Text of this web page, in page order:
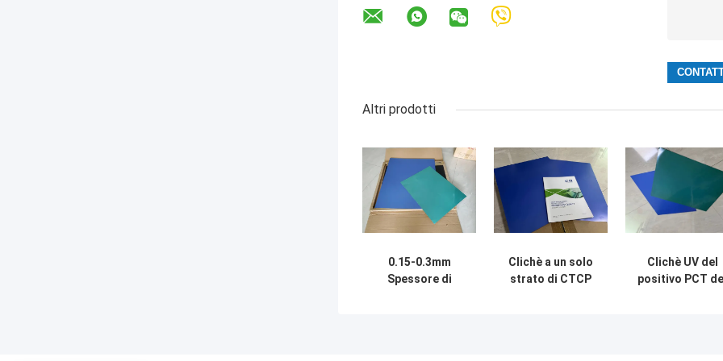
Altri prodotti
0.15-0.3mm
Spessore di
Clichè a un solo
strato di CTCP
Clichè UV del
positivo PCT del